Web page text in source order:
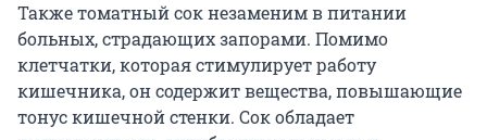
Также томатный сок незаменим в питании
больных, страдающих запорами. Помимо
клетчатки, которая стимулирует работу
кишечника, он содержит вещества, повышающие
тонус кишечной стенки. Сок обладает